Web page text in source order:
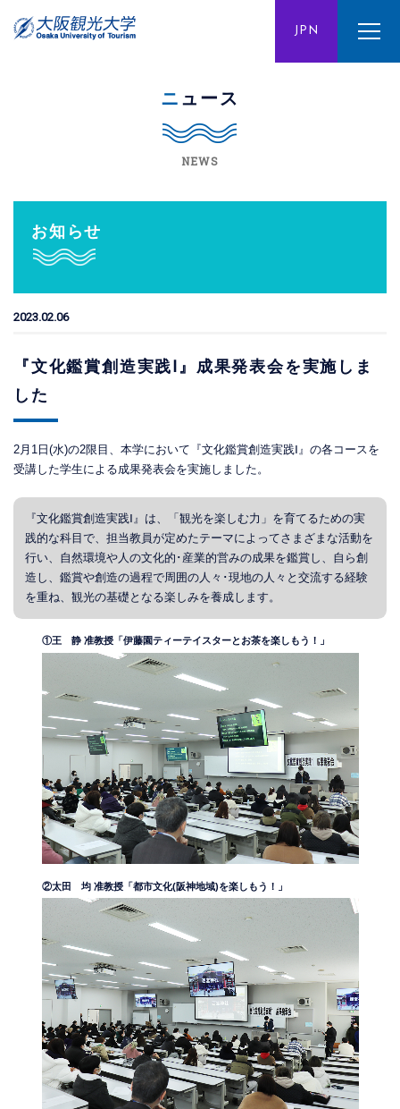
JPN
ENG CHN
ニュース
NEWS
お知らせ
2023.02.06
『文化鑑賞創造実践Ⅰ』成果発表会を実施しま
した
2月1日(水)の2限目、本学において『文化鑑賞創造実践Ⅰ』の各コースを
受講した学生による成果発表会を実施しました。
『文化鑑賞創造実践Ⅰ』は、「観光を楽しむ力」を育てるための実
践的な科目で、担当教員が定めたテーマによってさまざまな活動を
行い、自然環境や人の文化的･産業的営みの成果を鑑賞し、自ら創
造し、鑑賞や創造の過程で周囲の人々･現地の人々と交流する経験
を重ね、観光の基礎となる楽しみを養成します。
①王 静 准教授「伊藤園ティーテイスターとお茶を楽しもう！」
②太田 均 准教授「都市文化(阪神地域)を楽しもう！」